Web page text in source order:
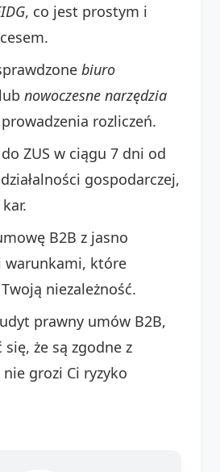
, co jest prostym i
biuro
lub nowoczesne narzędzia
rozliczeń.
do ZUS w ciągu 7 dni od
gospodarczej,
B2B z jasno
warunkami, które
niezależność.
prawny umów B2B,
że są zgodne z
grozi Ci ryzyko